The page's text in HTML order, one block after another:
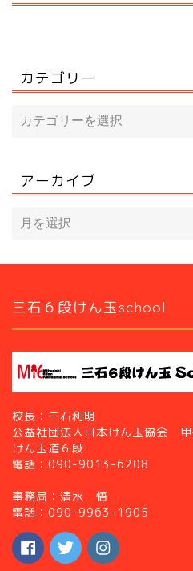
カテゴリー
アーカイブ
三石６段けん玉school
校長：三石利明
公益社団法人日本けん玉協会
けん玉道６段
電話：090-9013-6208
事務局：清水 悟
電話：090-9963-1905